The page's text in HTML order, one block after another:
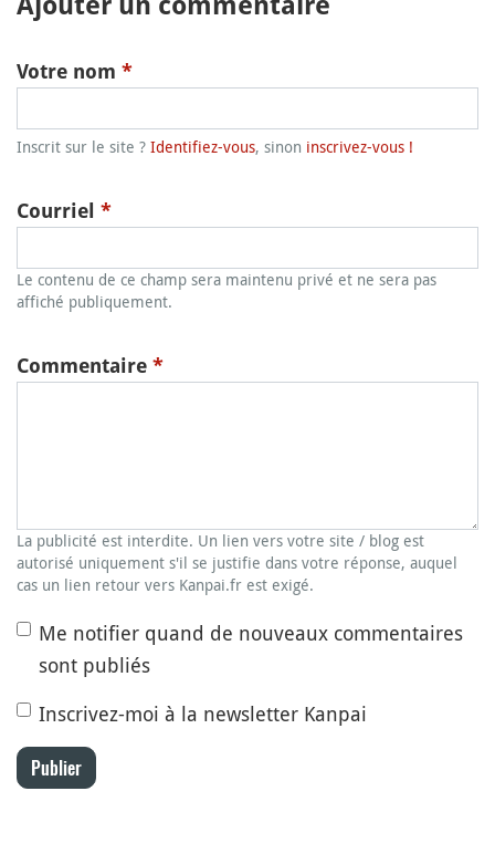
Votre nom *
Inscrit sur le site ? Identifiez-vous, sinon inscrivez-vous !
Courriel *
Le contenu de ce champ sera maintenu privé et ne sera pas
affiché publiquement.
Commentaire *
La publicité est interdite. Un lien vers votre site / blog est
autorisé uniquement s'il se justifie dans votre réponse, auquel
cas un lien retour vers Kanpai.fr est exigé.
Me notifier quand de nouveaux commentaires
sont publiés
Inscrivez-moi à la newsletter Kanpai
Publier